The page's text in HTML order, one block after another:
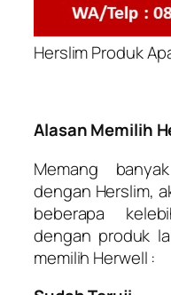
Herslim Produk
Alasan Memilih
Memang
dengan Herslim,
beberapa
dengan produk
memilih Herwell :